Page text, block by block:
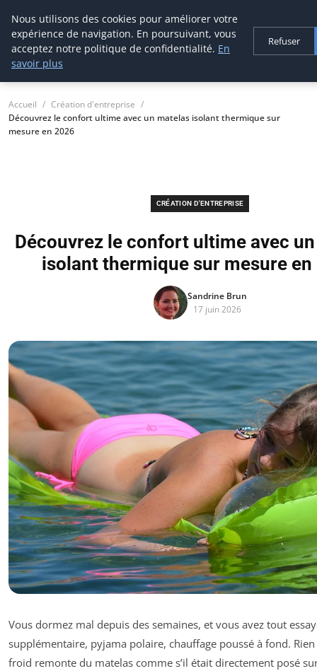
thestorefinder
Trouvez les meilleures adresses business
Accueil
Création d'entreprise
Découvrez le confort ultime avec un matelas isolant thermique sur
mesure en 2026
CRÉATION D'ENTREPRISE
Découvrez le confort ultime avec
isolant thermique sur mesure en
Sandrine Brun
17 juin 2026
Vous dormez mal depuis des semaines, et vous avez tout
supplémentaire, pyjama polaire, chauffage poussé à fond. Rien
froid remonte du matelas comme s’il était directement posé
Nous utilisons des cookies pour améliorer votre
expérience de navigation. En poursuivant, vous
acceptez notre politique de confidentialité. En
savoir plus
Refuser